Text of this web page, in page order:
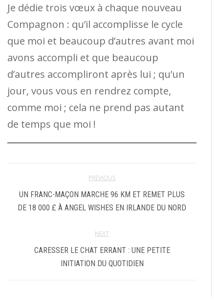
Je dédie trois vœux à chaque nouveau
Compagnon : qu’il accomplisse le cycle
que moi et beaucoup d’autres avant moi
avons accompli et que beaucoup
d’autres accompliront après lui ; qu’un
jour, vous vous en rendrez compte,
comme moi ; cela ne prend pas autant
de temps que moi !
PREVIOUS
UN FRANC-MAÇON MARCHE 96 KM ET REMET PLUS
DE 18 000 £ À ANGEL WISHES EN IRLANDE DU NORD
NEXT
CARESSER LE CHAT ERRANT : UNE PETITE
INITIATION DU QUOTIDIEN